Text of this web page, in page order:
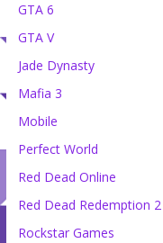
GTA 6
GTA V
Jade Dynasty
Mafia 3
Mobile
Perfect World
Red Dead Online
Red Dead Redemption 2
Rockstar Games